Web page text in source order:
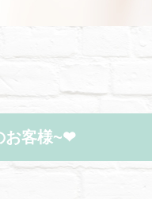
お客様~❤︎